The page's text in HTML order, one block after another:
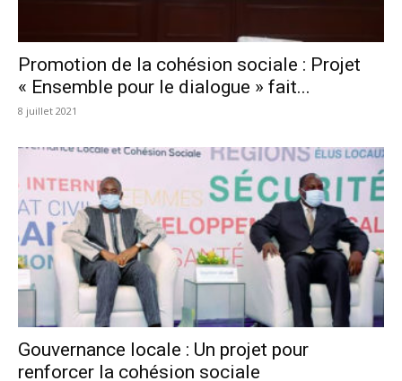
Promotion de la cohésion sociale : Projet
« Ensemble pour le dialogue » fait...
8 juillet 2021
Gouvernance locale : Un projet pour
renforcer la cohésion sociale